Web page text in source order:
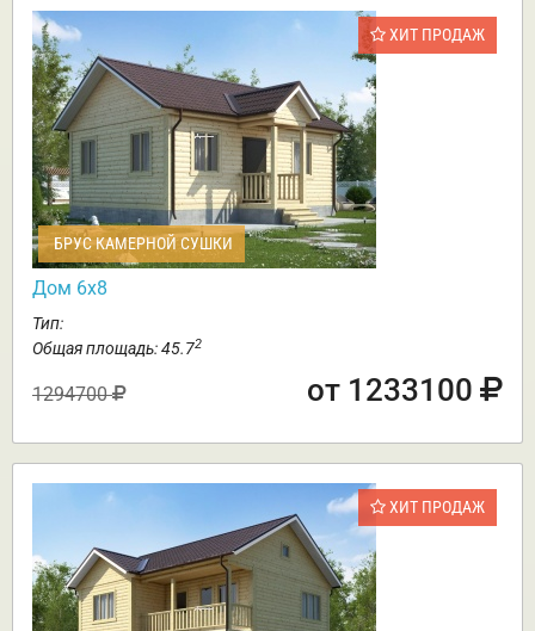
ХИТ ПРОДАЖ
БРУС КАМЕРНОЙ СУШКИ
Дом 6х8
Тип:
Общая площадь: 45.72
1294700 от 1233100
ХИТ ПРОДАЖ